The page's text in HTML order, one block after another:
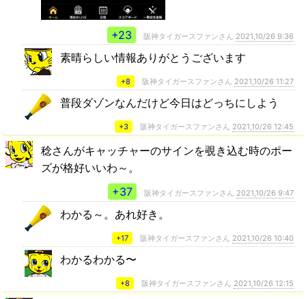
+23 阪神タイガースファンさん 2021,10/26 9:36
素晴らしい情報ありがとうございます
+8 阪神タイガースファンさん 2021,10/26 11:27
普段ダゾンなんだけど今日はどっちにしよう
+3 阪神タイガースファンさん 2021,10/26 12:45
稔さんがキャッチャーのサインを覗き込む時のポー
ズが格好いいわ～。
+37
阪神タイガースファンさん 2021,10/26 9:47
わかる～。あれ好き。
+17 阪神タイガースファンさん 2021,10/26 10:40
わかるわかる〜
+8 阪神タイガースファンさん 2021,10/26 12:15